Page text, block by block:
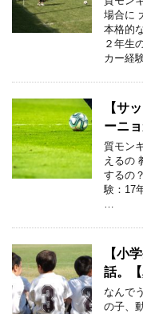
場合に
本格的
２年生
カー経
【サ
ーニ
質モン
えるの
するの
験：17
…
【小
話。
なんで
の子、